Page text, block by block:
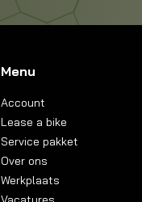
Menu
Account
Lease a bike
Service pakket
Over ons
Werkplaats